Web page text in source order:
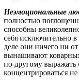
Неэмоциональные
полностью
способны
себя исключительно
деле они ничего ни
вынашивают
по-другому выражать
концентрироваться